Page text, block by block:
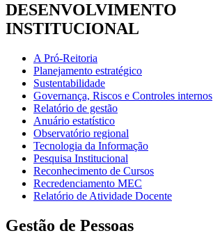
DESENVOLVIMENTO
INSTITUCIONAL
A Pró-Reitoria
Planejamento estratégico
Sustentabilidade
Governança, Riscos e Controles internos
Relatório de gestão
Anuário estatístico
Observatório regional
Tecnologia da Informação
Pesquisa Institucional
Reconhecimento de Cursos
Recredenciamento MEC
Relatório de Atividade Docente
Gestão de Pessoas